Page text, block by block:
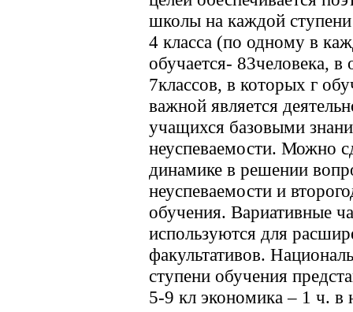
школы на каждой
4 класса (по одному в
обучается- 83человека,
7классов, в которых г
важной является
учащихся базовыми
неуспеваемости. Можно
динамике в решении
неуспеваемости и
обучения. Вариативные
используются для
факультативов.
ступени обучения
5-9 кл экономика – 1 ч. в